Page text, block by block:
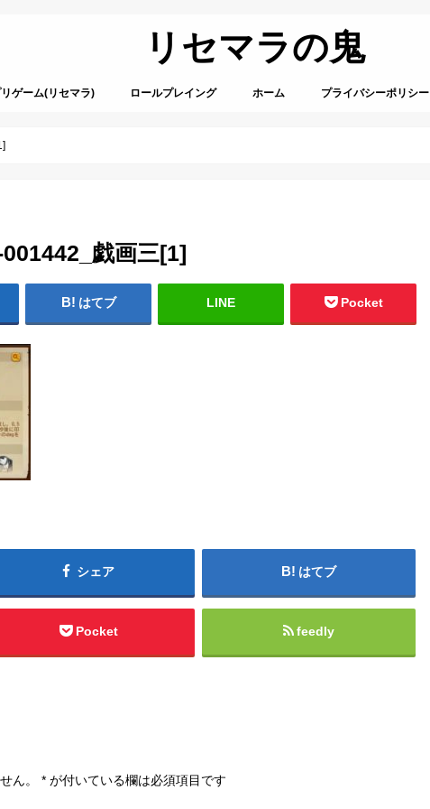
リセマラの鬼
ゲーム(リセマラ) ロールプレイング ホーム プライバシーポリシー
戯画三[1]
はてブ LINE Pocket
シェア はてブ
Pocket feedly
ん。 * が付いている欄は必須項目です